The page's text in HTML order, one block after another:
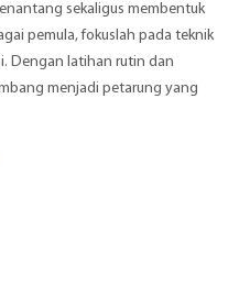
sekaligus membentuk
pemula, fokuslah pada teknik
Dengan latihan rutin dan
menjadi petarung yang